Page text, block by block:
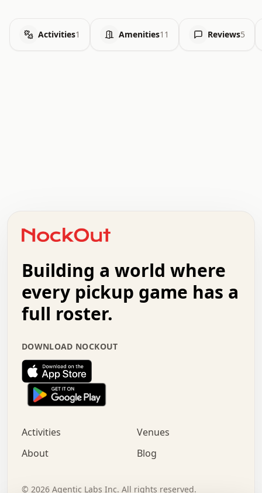
Activities1 Amenities11 Reviews5
+   .   .   .   .   .   .   .   .   .   +   .   .
.   .   .   .   .   .   .   .   .   .   .   :   .
.   .   .   .   +   .   .   .   .   .   .   .   +
.   :   .   .   .   .   .   .   .   .   o   .   .
.   .   x   .   .   .   .   .   .   :   .   .   o
.   .   .   .   :   .   .   .   .   o   .   .   .
.   .   .   .   .   .   .   :   .   .   .   .   .
.   .   .   .   .   .   .   +   .   .   x   .   .
.   .   .   .   .   :   +   .   .   .   .   .   o
.   .   .   .   .   .   .   .   .   .   .   .   .
.   .   :   o   .   .   .   .   .   .   .   +   .
.   o   .   .   .   .   x   .   .   .   .   .   .
+   .   o   .   .   .   .   o   .   .   .   .
.   +   .   .   .   .   .   .   .   .   :   .   x
Building a world where
every pickup game has a
full roster.
DOWNLOAD NOCKOUT
Activities
Venues
About
Blog
© 2026 Agentic Labs Inc. All rights reserved.